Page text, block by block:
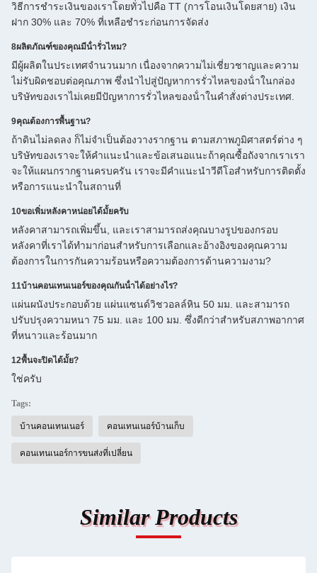
วิธีการชําระเงินของเราโดยทั่วไปคือ TT (การโอนเงินโดยสาย) เงิน
ฝาก 30% และ 70% ที่เหลือชําระก่อนการจัดส่ง
8ผลิตภัณฑ์ของคุณมีน้ํารั่วไหม?
มีผู้ผลิตในประเทศจํานวนมาก เนื่องจากความไม่เชี่ยวชาญและความ
ไม่รับผิดชอบต่อคุณภาพ ซึ่งนําไปสู่ปัญหาการรั่วไหลของน้ําในกล่อง
บริษัทของเราไม่เคยมีปัญหาการรั่วไหลของน้ําในคําสั่งต่างประเทศ.
9คุณต้องการพื้นฐาน?
ถ้าดินไม่ลดลง ก็ไม่จําเป็นต้องวางรากฐาน ตามสภาพภูมิศาสตร์ต่าง ๆ
บริษัทของเราจะให้คําแนะนําและข้อเสนอแนะถ้าคุณซื้อถังจากเราเรา
จะให้แผนกรากฐานครบครัน เราจะมีคําแนะนําวีดีโอสําหรับการติดตั้ง
หรือการแนะนําในสถานที่
10ขอเพิ่มหลังคาหน่อยได้มั้ยครับ
หลังคาสามารถเพิ่มขึ้น, และเราสามารถส่งคุณบางรูปของกรอบ
หลังคาที่เราได้ทํามาก่อนสําหรับการเลือกและอ้างอิงของคุณความ
ต้องการในการกันความร้อนหรือความต้องการด้านความงาม?
11บ้านคอนเทนเนอร์ของคุณกันน้ําได้อย่างไร?
แผ่นผนังประกอบด้วย แผ่นแซนด์วิชวอลล์หิน 50 มม. และสามารถ
ปรับปรุงความหนา 75 มม. และ 100 มม. ซึ่งดีกว่าสําหรับสภาพอากาศ
ที่หนาวและร้อนมาก
12พื้นจะปิดได้มั้ย?
ใช่ครับ
Tags:
บ้านคอนเทนเนอร์ คอนเทนเนอร์บ้านเก็บ
คอนเทนเนอร์การขนส่งที่เปลี่ยน
Similar Products